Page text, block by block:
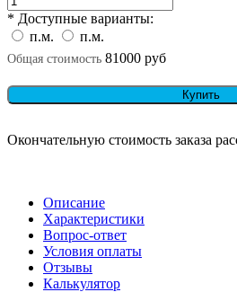
* Доступные варианты:
п.м.
п.м.
Общая стоимость 81000 руб
Купить
Окончательную стоимость заказа
Описание
Характеристики
Вопрос-ответ
Условия оплаты
Отзывы
Калькулятор